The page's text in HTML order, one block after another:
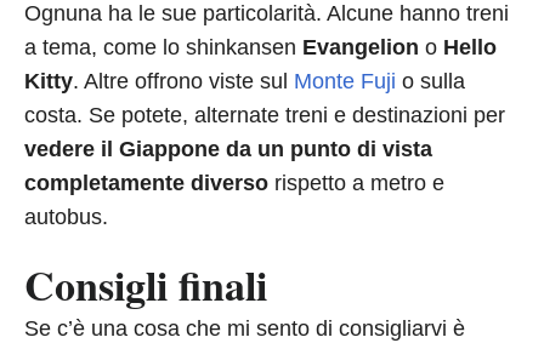
Ognuna ha le sue particolarità. Alcune hanno treni
a tema, come lo shinkansen Evangelion o Hello
Kitty. Altre offrono viste sul Monte Fuji o sulla
costa. Se potete, alternate treni e destinazioni per
vedere il Giappone da un punto di vista
completamente diverso rispetto a metro e
autobus.
Consigli finali
Se c’è una cosa che mi sento di consigliarvi è